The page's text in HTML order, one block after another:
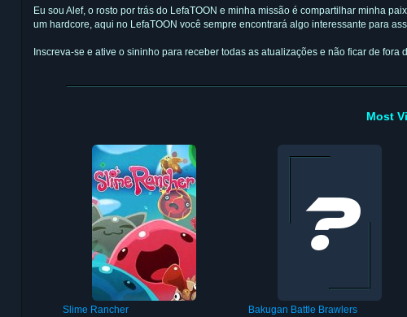
Eu sou Alef, o rosto por trás do LefaTOON e minha missão é compartilhar minha
um hardcore, aqui no LefaTOON você sempre encontrará algo interessante para
Inscreva-se e ative o sininho para receber todas as atualizações e não ficar de fora
Most
Slime Rancher Bakugan Battle Brawlers